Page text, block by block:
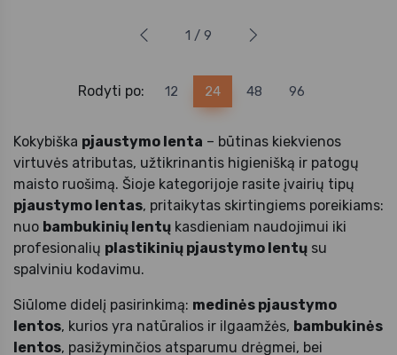
1 / 9
Rodyti po: 12 24 48 96
Kokybiška pjaustymo lenta – būtinas kiekvienos
virtuvės atributas, užtikrinantis higienišką ir patogų
maisto ruošimą. Šioje kategorijoje rasite įvairių tipų
pjaustymo lentas, pritaikytas skirtingiems poreikiams:
nuo bambukinių lentų kasdieniam naudojimui iki
profesionalių plastikinių pjaustymo lentų su
spalviniu kodavimu.
Siūlome didelį pasirinkimą: medinės pjaustymo
lentos, kurios yra natūralios ir ilgaamžės, bambukinės
lentos, pasižyminčios atsparumu drėgmei, bei